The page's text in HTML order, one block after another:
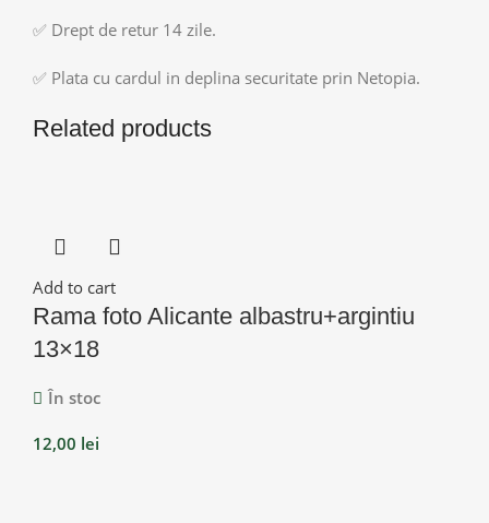
✅ Drept de retur 14 zile.
✅ Plata cu cardul in deplina securitate prin Netopia.
Related products
Add to cart
Rama foto Alicante albastru+argintiu
13×18
În stoc
12,00 lei